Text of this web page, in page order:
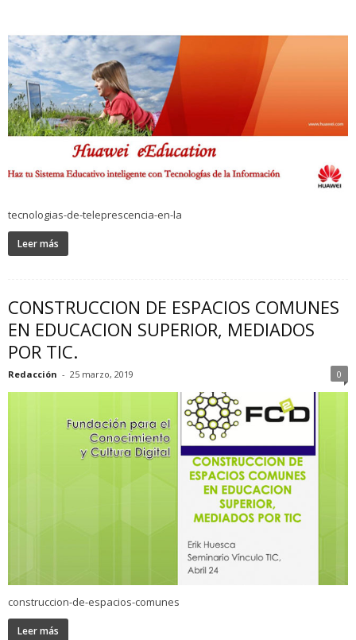
tecnologias-de-teleprescencia-en-la
Leer más
CONSTRUCCION DE ESPACIOS COMUNES
EN EDUCACION SUPERIOR, MEDIADOS
POR TIC.
Redacción - 25 marzo, 2019 0
construccion-de-espacios-comunes
Leer más